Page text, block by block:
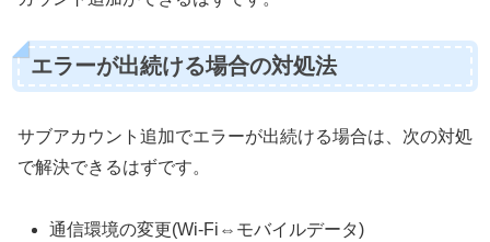
エラーが出続ける場合の対処法
サブアカウント追加でエラーが出続ける場合は、次の対処
で解決できるはずです。
通信環境の変更(Wi-Fi⇔モバイルデータ)